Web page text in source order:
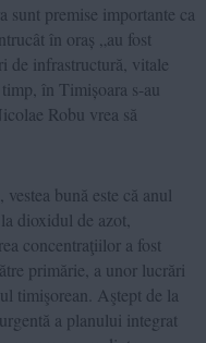
premise importante ca
în oraș „au fost
de infrastructură, vitale
în Timișoara s-au
Robu vrea să
bună este că anul
dioxidul de azot,
concentraţiilor a fost
primărie, a unor lucrări
timişorean. Aştept de la
a planului integrat